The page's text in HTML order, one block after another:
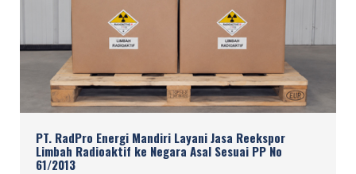
PT. RadPro Energi Mandiri Layani Jasa Reekspor
Limbah Radioaktif ke Negara Asal Sesuai PP No
61/2013